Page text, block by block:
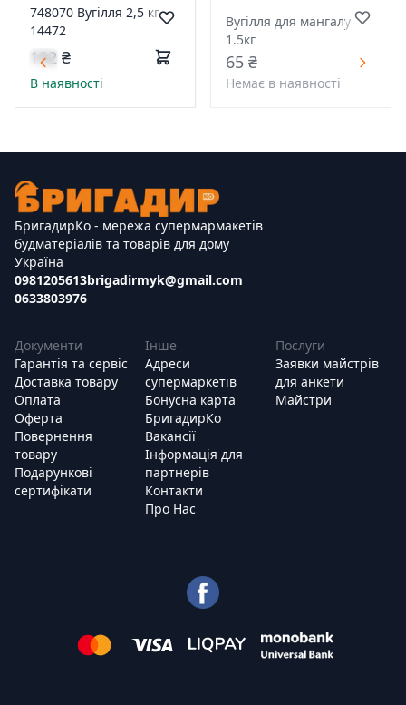
748070 Вугілля 2,5 кг
14472
192 ₴
В наявності
Вугілля для мангалу
1.5кг
65 ₴
Немає в наявності
БригадирКо - мережа супермармакетів
будматеріалів та товарів для дому
Україна
0981205613
0633803976
brigadirmyk@gmail.com
Документи
Гарантія та сервіс
Доставка товару
Оплата
Оферта
Повернення
товару
Подарункові
сертифікати
Інше
Адреси
супермаркетів
Бонусна карта
БригадирКо
Вакансії
Інформація для
партнерів
Контакти
Про Нас
Послуги
Заявки майстрів
для анкети
Майстри